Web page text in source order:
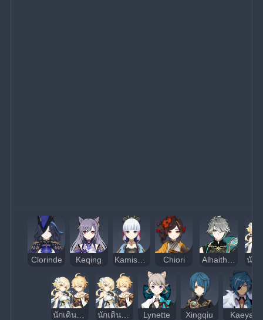
Clorinde Keqing Kamisato Ayaka Chiori
นักเดินทาง (หิน) Lynette Xingqiu Kaeya